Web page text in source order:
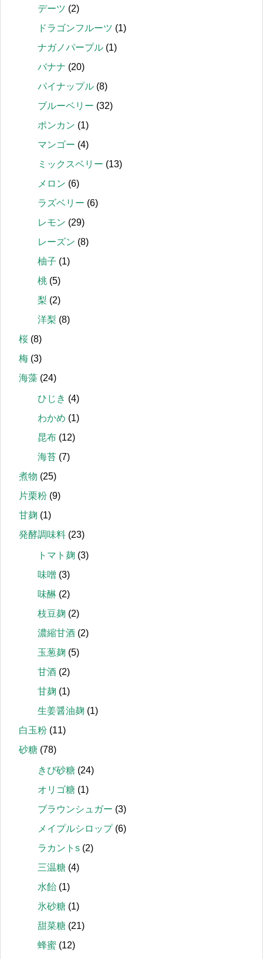
デーツ (2)
ドラゴンフルーツ (1)
ナガノパープル (1)
バナナ (20)
パイナップル (8)
ブルーベリー (32)
ポンカン (1)
マンゴー (4)
ミックスベリー (13)
メロン (6)
ラズベリー (6)
レモン (29)
レーズン (8)
柚子 (1)
桃 (5)
梨 (2)
洋梨 (8)
桜 (8)
梅 (3)
海藻 (24)
ひじき (4)
わかめ (1)
昆布 (12)
海苔 (7)
煮物 (25)
片栗粉 (9)
甘麹 (1)
発酵調味料 (23)
トマト麹 (3)
味噌 (3)
味醂 (2)
枝豆麹 (2)
濃縮甘酒 (2)
玉葱麹 (5)
甘酒 (2)
甘麹 (1)
生姜醤油麹 (1)
白玉粉 (11)
砂糖 (78)
きび砂糖 (24)
オリゴ糖 (1)
ブラウンシュガー (3)
メイプルシロップ(6)
ラカントs (2)
三温糖 (4)
水飴 (1)
氷砂糖 (1)
甜菜糖 (21)
蜂蜜 (12)